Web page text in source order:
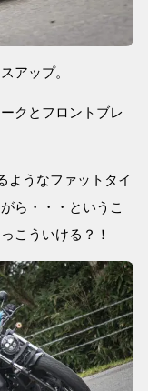
アップ。
クとフロントブレ
ようなファットタイ
ら・・・というこ
こういける？！